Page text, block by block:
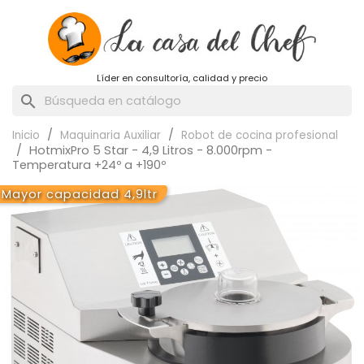
Líder en consultoría, calidad y precio
search
Inicio Maquinaria Auxiliar Robot de cocina profesional
HotmixPro 5 Star - 4,9 Litros - 8.000rpm -
Temperatura +24º a +190º
Mayor capacidad 4,9ltr